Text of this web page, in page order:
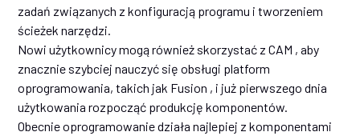
zadań związanych z konfiguracją programu i tworzeniem
ścieżek narzędzi.
Nowi użytkownicy mogą również skorzystać z CAM , aby
znacznie szybciej nauczyć się obsługi platform
oprogramowania, takich jak Fusion , i już pierwszego dnia
użytkowania rozpocząć produkcję komponentów.
Obecnie oprogramowanie działa najlepiej z komponentami